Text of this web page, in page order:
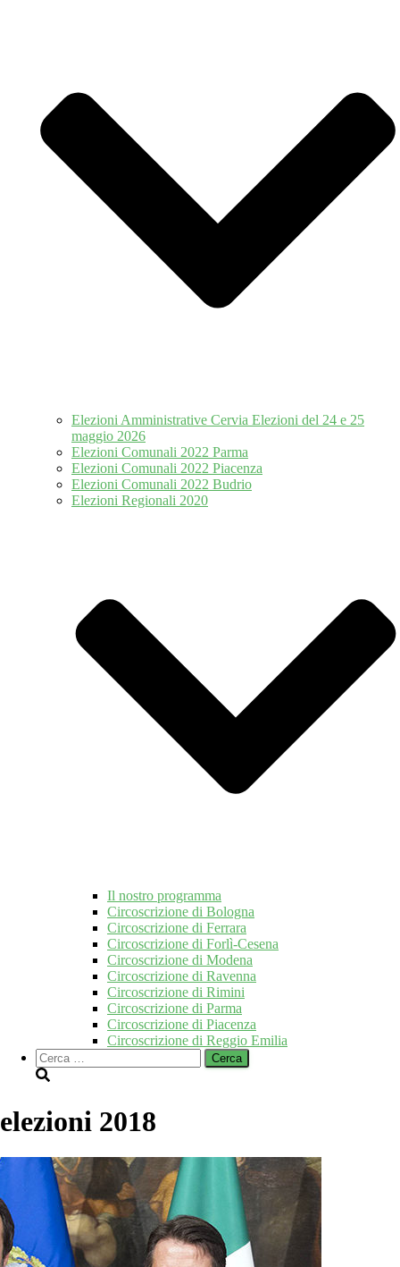
Elezioni Amministrative Cervia Elezioni del 24 e 25
maggio 2026
Elezioni Comunali 2022 Parma
Elezioni Comunali 2022 Piacenza
Elezioni Comunali 2022 Budrio
Elezioni Regionali 2020
Il nostro programma
Circoscrizione di Bologna
Circoscrizione di Ferrara
Circoscrizione di Forlì-Cesena
Circoscrizione di Modena
Circoscrizione di Ravenna
Circoscrizione di Rimini
Circoscrizione di Parma
Circoscrizione di Piacenza
Circoscrizione di Reggio Emilia
Ricerca
per:
elezioni 2018